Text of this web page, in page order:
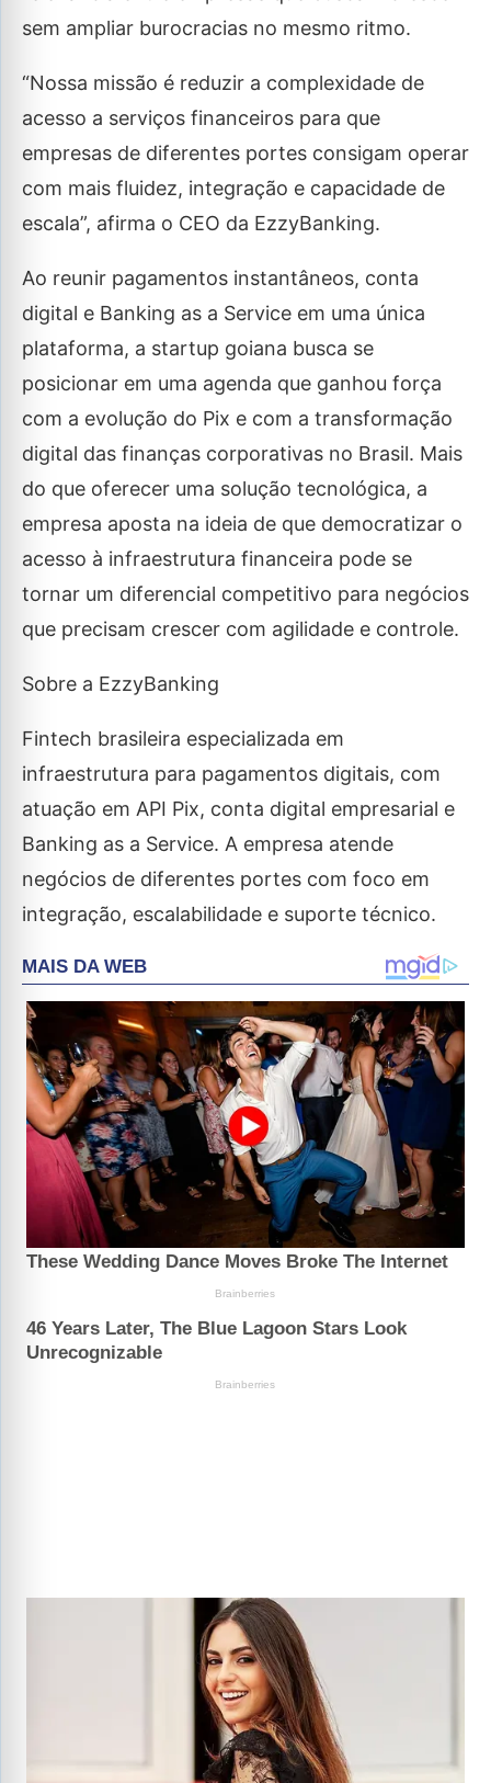
sem ampliar burocracias no mesmo ritmo.
“Nossa missão é reduzir a complexidade de
acesso a serviços financeiros para que
empresas de diferentes portes consigam operar
com mais fluidez, integração e capacidade de
escala”, afirma o CEO da EzzyBanking.
Ao reunir pagamentos instantâneos, conta
digital e Banking as a Service em uma única
plataforma, a startup goiana busca se
posicionar em uma agenda que ganhou força
com a evolução do Pix e com a transformação
digital das finanças corporativas no Brasil. Mais
do que oferecer uma solução tecnológica, a
empresa aposta na ideia de que democratizar o
acesso à infraestrutura financeira pode se
tornar um diferencial competitivo para negócios
que precisam crescer com agilidade e controle.
Sobre a EzzyBanking
Fintech brasileira especializada em
infraestrutura para pagamentos digitais, com
atuação em API Pix, conta digital empresarial e
Banking as a Service. A empresa atende
negócios de diferentes portes com foco em
integração, escalabilidade e suporte técnico.